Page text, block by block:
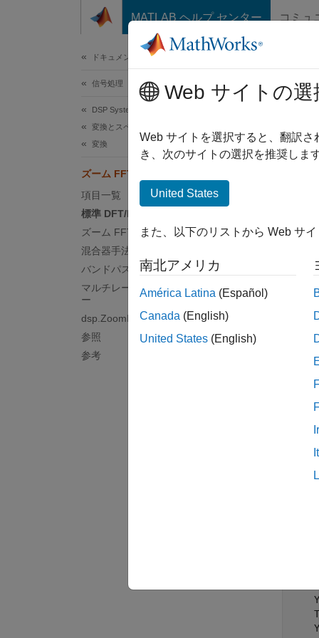
コンテンツへスキップ
MATLAB ヘルプ センター コミュ
ドキュメンテーションのホーム
信号処理
DSP System Toolbox
変換とスペクトル解析
変換
ズーム FFT
項目一覧
標準 DFT/FFT の制限
ズーム FFT
混合器手法
バンドパスのサンプリング
マルチレート多段バンドパス フィルタ
ー
dsp.ZoomFFT の使用
参照
参考
ズ
この例
標準
波の
L
f1
sn2
の
Web サイトの選
Web サイトを選択すると、翻訳
き、次のサイトの選択を推奨しま
United States
また、以下のリストから Web サ
南北アメリカ
América Latina (Español)
Canada (English)
United States (English)